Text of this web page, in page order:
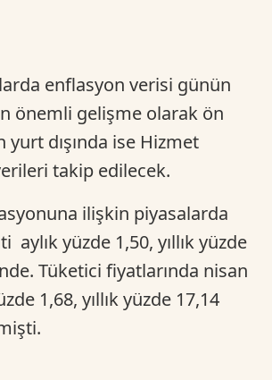
enflasyon verisi günün
önemli gelişme olarak ön
yurt dışında ise Hizmet
takip edilecek.
ilişkin piyasalarda
aylık yüzde 1,50, yıllık yüzde
Tüketici fiyatlarında nisan
1,68, yıllık yüzde 17,14